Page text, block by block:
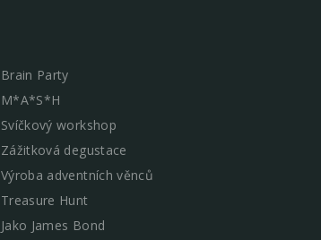
Brain Party
M*A*S*H
Svíčkový workshop
Zážitková degustace
Výroba adventních věnců
Treasure Hunt
Jako James Bond